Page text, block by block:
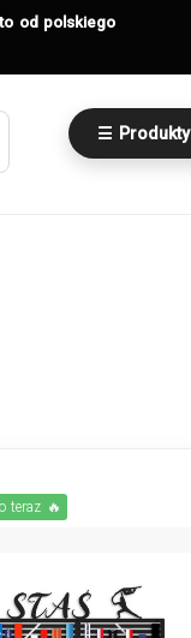
od polskiego
☰ Produkty
teraz 🔥